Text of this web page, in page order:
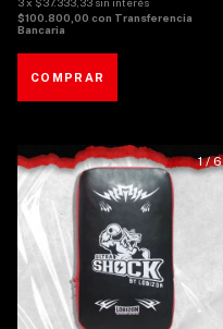
$100.800,00 con Transferencia
Bancaria
1/6